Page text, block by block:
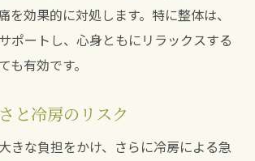
を効果的に対処します。特に整体は、
ポートし、心身ともにリラックスする
も有効です。
と冷房のリスク
きな負担をかけ、さらに冷房による急